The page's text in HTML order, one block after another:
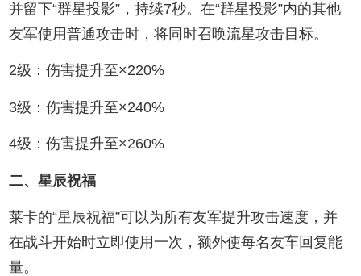
并留下“群星投影”，持续7秒。在“群星投影”内的其他
友军使用普通攻击时，将同时召唤流星攻击目标。
2级：伤害提升至×220%
3级：伤害提升至×240%
4级：伤害提升至×260%
二、星辰祝福
莱卡的“星辰祝福”可以为所有友军提升攻击速度，并
在战斗开始时立即使用一次，额外使每名友车回复能
量。